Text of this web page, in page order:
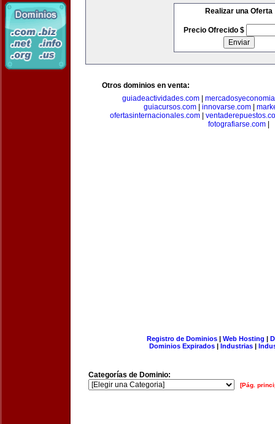
Realizar una Oferta
Precio Ofrecido $
Otros dominios en venta:
guiadeactividades.com|
guiacursos.com| innovarse.com|
ofertasinternacionales.com|
fotografiarse.com
Registro de Dominios| Web Hosting |
Dominios Expirados | Industrias |
Categorías de Dominio:
[Pág.